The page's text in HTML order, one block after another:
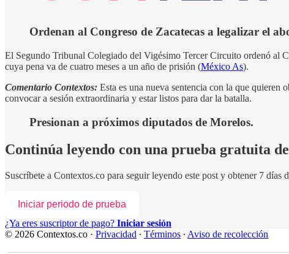
Ordenan al Congreso de Zacatecas a legalizar el
El Segundo Tribunal Colegiado del Vigésimo Tercer Circuito ordenó al
cuya pena va de cuatro meses a un año de prisión (México As).
Comentario Contextos: Esta es una nueva sentencia con la que quieren
convocar a sesión extraordinaria y estar listos para dar la batalla.
Presionan a próximos diputados de Morelos.
Continúa leyendo con una prueba gratuita
Suscríbete a Contextos.co para seguir leyendo este post y obtener 7 días
Iniciar periodo de prueba
¿Ya eres suscriptor de pago? Iniciar sesión
© 2026 Contextos.co · Privacidad ∙ Términos ∙ Aviso de recolección